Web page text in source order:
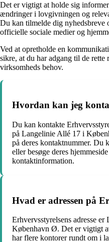
Det er vigtigt at holde sig
ændringer i lovgivningen og
Du kan tilmelde dig nyhedsbreve
officielle sociale medier og
Ved at opretholde en
sikre, at du har adgang til de rette
virksomheds behov.
Hvordan kan jeg
Du kan kontakte
på Langelinie Allé 17 i
på deres kontaktnummer. Du
eller besøge deres
kontaktinformation.
Hvad er adressen på
Erhvervsstyrelsens adresse
København Ø. Det er vigtigt
har flere kontorer rundt om i